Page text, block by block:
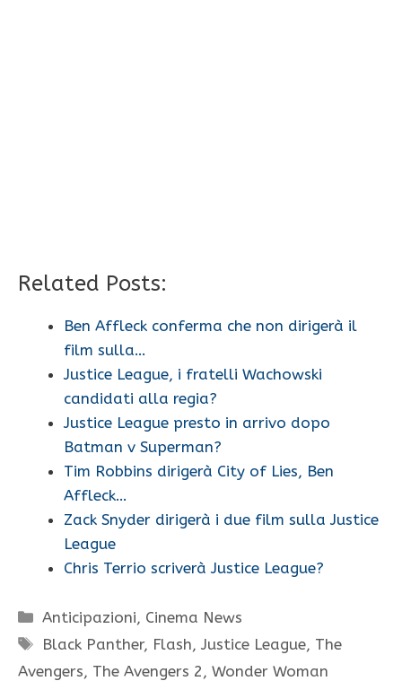
Related Posts:
Ben Affleck conferma che non dirigerà il
film sulla…
Justice League, i fratelli Wachowski
candidati alla regia?
Justice League presto in arrivo dopo
Batman v Superman?
Tim Robbins dirigerà City of Lies, Ben
Affleck…
Zack Snyder dirigerà i due film sulla Justice
League
Chris Terrio scriverà Justice League?
Categorie
Anticipazioni, Cinema News
Tag
Black Panther, Flash,Justice League, The
Avengers, The Avengers 2 , Wonder Woman